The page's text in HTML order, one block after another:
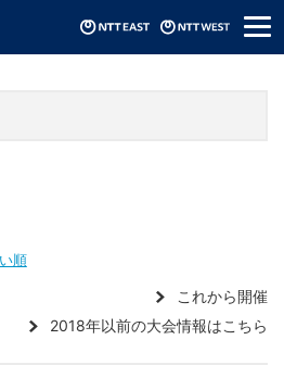
メ
ニ
ント情報 / Events
順
これから開催
2018年以前の大会情報はこちら